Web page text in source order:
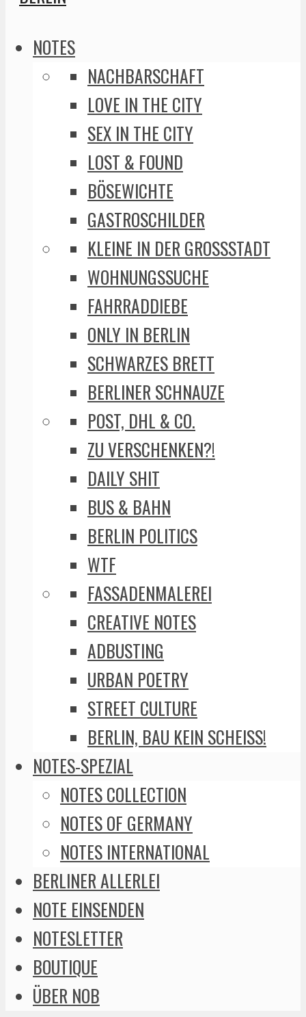
NOTES
NACHBARSCHAFT
LOVE IN THE CITY
SEX IN THE CITY
LOST & FOUND
BÖSEWICHTE
GASTROSCHILDER
KLEINE IN DER GROSSSTADT
WOHNUNGSSUCHE
FAHRRADDIEBE
ONLY IN BERLIN
SCHWARZES BRETT
BERLINER SCHNAUZE
POST, DHL & CO.
ZU VERSCHENKEN?!
DAILY SHIT
BUS & BAHN
BERLIN POLITICS
WTF
FASSADENMALEREI
CREATIVE NOTES
ADBUSTING
URBAN POETRY
STREET CULTURE
BERLIN, BAU KEIN SCHEISS!
NOTES-SPEZIAL
NOTES COLLECTION
NOTES OF GERMANY
NOTES INTERNATIONAL
BERLINER ALLERLEI
NOTE EINSENDEN
NOTESLETTER
BOUTIQUE
ÜBER NOB